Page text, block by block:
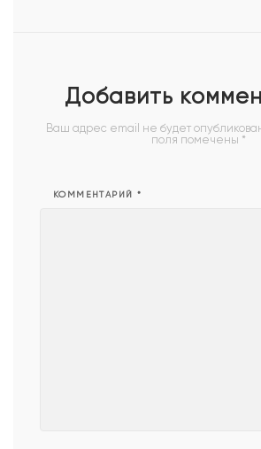
Добавить
Ваш адрес email не будет
поля помечены *
КОММЕНТАРИЙ *